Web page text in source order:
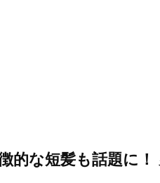
的な短髪も話題に